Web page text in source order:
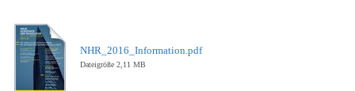
NHR_2016_Information.pdf
Dateigröße 2,11 MB